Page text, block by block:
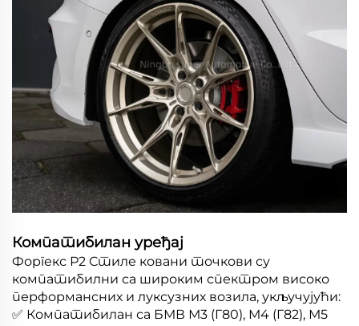
Компатибилан уређај
Форгекс Р2 Стиле ковани точкови су
компатибилни са широким спектром високо
перформансних и луксузних возила, укључујући:
✅ Компатибилан са БМВ М3 (Г80), М4 (Г82), М5